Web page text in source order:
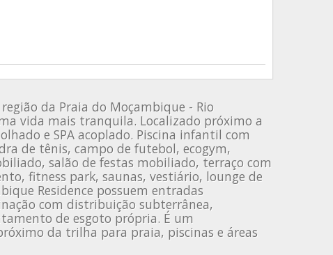
região da Praia do Moçambique - Rio
vida mais tranquila. Localizado próximo a
e SPA acoplado. Piscina infantil com
de tênis, campo de futebol, ecogym,
salão de festas mobiliado, terraço com
fitness park, saunas, vestiário, lounge de
Residence possuem entradas
com distribuição subterrânea,
de esgoto própria. É um
da trilha para praia, piscinas e áreas